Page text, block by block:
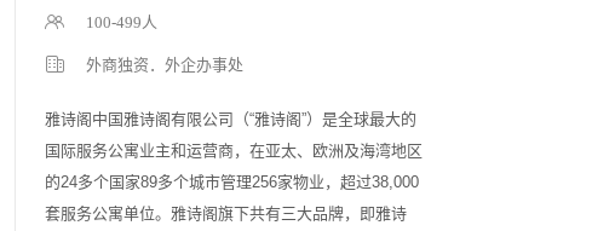
100-499人
外商独资．外企办事处
雅诗阁中国雅诗阁有限公司（“雅诗阁”）是全球最大的
国际服务公寓业主和运营商，在亚太、欧洲及海湾地区
的24多个国家89多个城市管理256家物业，超过38,000
套服务公寓单位。雅诗阁旗下共有三大品牌，即雅诗